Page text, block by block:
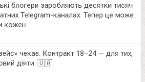
блогери заробляють десятки тисяч
Telegram-каналах. Тепер це може
кожен
чекає. Контракт 18–24 — для тих,
діяти. 🇺🇦